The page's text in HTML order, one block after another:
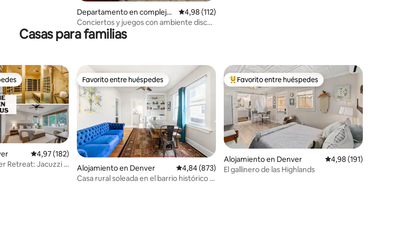
Departamento en complejo
residencial en Denver
Calificación promedio: 4,98 de 5. 112 evaluaciones
4,98 (112)
Conciertos y juegos con ambiente disco
y aparcamiento gratuito en el centro
Casas para familias
Calificación promedio: 4,97 de 5. 182 evaluaciones
4,97 (182)
Retreat: Jacuzzi |
Favorito entre huéspedes
Favorito entre huéspedes
Alojamiento en Denver Calificación promedio: 4,84 de 5. 873 evaluaciones
4,84 (873)
Casa rural soleada en el barrio histórico y
Favorito entre los huéspedes más destacados
Favorito entre huéspedes
Alojamiento en Denver Calificación promedio:
4,98 (191)
El gallinero de las Highlands